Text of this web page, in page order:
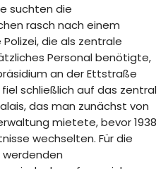
suchten die
rasch nach einem
die als zentrale
Personal benötigte,
an der Ettstraße
schließlich auf das zentral
das man zunächst von
mietete, bevor 1938
wechselten. Für die